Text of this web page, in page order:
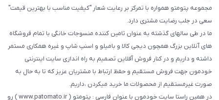
مجموعه پتومتو همواره با تمرکز بر رعایت شعار "کیفیت مناسب با بهترین قیمت"
سعی در جلب رضایت مشتری دارد.
ما در طی سالهای گذشته به عنوان تامین کننده منسوجات خانگی با تمام فروشگاه
های آنلاین بزرگ همچون دیجی کالا و بامیلو و اسنپ شاپ و غیره همکاری مستمر
داشته و داریم و در کنار فروش آفلاین تصمیم به راه اندازی سایت اینترنتی
خودمون جهت فروش مستقیم و حفظ ارتباط با مشتریان عزیز که تا به حال به
صورت غیرمستقیم از محصولات ما خرید میکردن ،داریم.
در همین راستا سایت خودمون با عنوان فارسی : پتومتو ( www.patomato.ir ) رو